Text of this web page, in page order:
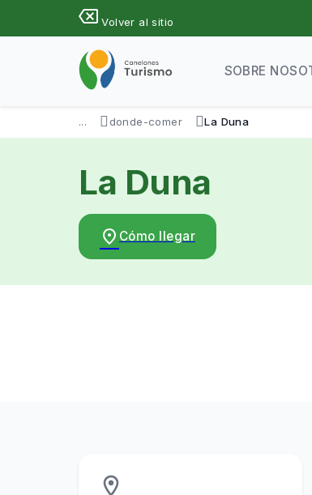
contenido
backspace Volver al sitio
SOBRE
... donde-comer La Duna
La Duna
place Cómo llegar
location_on